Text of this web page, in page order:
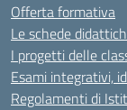
Offerta formativa
Le schede
I progetti delle
Esami integrativi,
Regolamenti di